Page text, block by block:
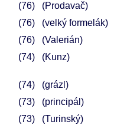
76
(Prodavač)
76
(velký formelák)
76
(Valerián)
74
(Kunz)
74
(grázl)
73
(principál)
73
(Turinský)